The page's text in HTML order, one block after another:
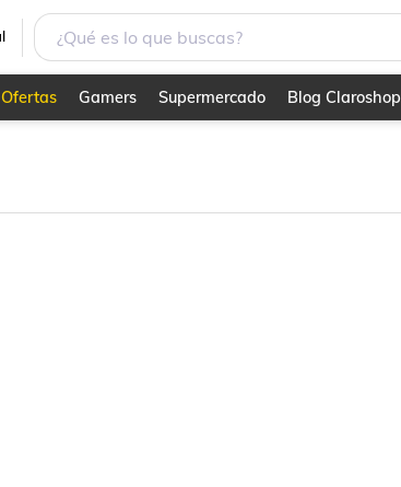
Ofertas Gamers Supermercado Blog Claroshop